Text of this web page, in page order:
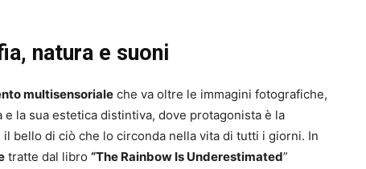
natura e suoni
multisensoriale che va oltre le immagini fotografiche,
la sua estetica distintiva, dove protagonista è la
il bello di ciò che lo circonda nella vita di tutti i giorni. In
tratte dal libro “The Rainbow Is Underestimated”